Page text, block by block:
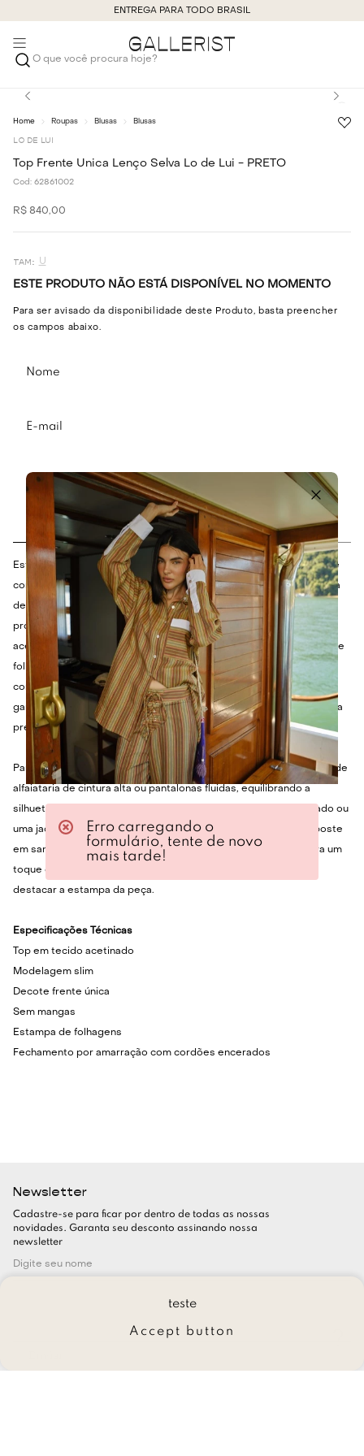
teste
Accept button
ENTREGA PARA TODO BRASIL
O que você procura hoje?
Roupas Blusas Blusas
LO DE LUI
Top Frente Única Lenço Selva Lo de Lui - PRETO
Cod: 62861002
R$ 840,00
U
ESTE PRODUTO NÃO ESTÁ DISPONÍVEL NO MOMENTO
Para ser avisado da disponibilidade deste Produto, basta preencher
os campos abaixo.
AVISE-ME QUANDO CHEGAR
Descrição Composição
Este top frente única redefine a silhueta com uma proposta fluida e
contemporânea. Com modelagem slim que valoriza o corpo, a peça
destaca-se pelo design inspirado na leveza de um lenço,
proporcionando um visual sofisticado e autêntico. O acabamento
acetinado confere um brilho sutil e refinado, enquanto a estampa de
folhagens traz um toque artístico e orgânico à composição. A
construção com costas nuas e o fechamento por amarração
garantem um ajuste preciso, criando um movimento elegante e uma
presença marcante.
Para um visual urbano e sofisticado, combine este top com calças de
alfaiataria de cintura alta ou pantalonas fluidas, equilibrando a
silhueta. Em dias amenos, sobreponha com um blazer estruturado ou
uma jaqueta de couro para um contraste moderno. Nos pés, aposte
em sandálias de tiras finas para eventos noturnos ou mules para um
toque casual-chic. Finalize com acessórios minimalistas para
destacar a estampa da peça.
Especificações Técnicas
Top em tecido acetinado
Modelagem slim
Decote frente única
Sem mangas
Estampa de folhagens
Fechamento por amarração com cordões encerados
Newsletter
Cadastre-se para ficar por dentro de todas as nossas
novidades. Garanta seu desconto assinando nossa
newsletter
Erro carregando o
formulário, tente de novo
mais tarde!